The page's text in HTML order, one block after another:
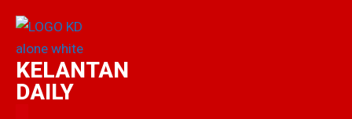
KELANTAN
DAILY